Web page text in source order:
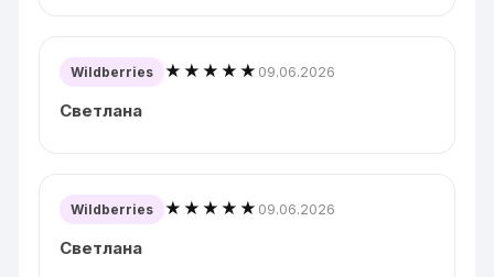
Wildberries ★★★★★ 09.06.2026
Светлана
Wildberries ★★★★★ 09.06.2026
Светлана